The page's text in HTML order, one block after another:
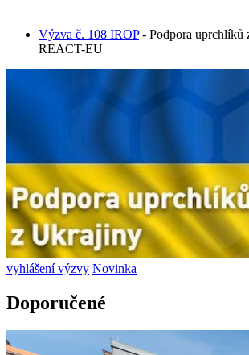
Výzva č. 108 IROP- Podpora uprchlíků
REACT-EU
vyhlášení výzvy Novinka
Doporučené